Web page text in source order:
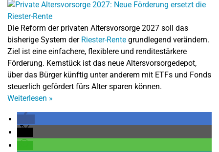
Die Reform der privaten Altersvorsorge 2027 soll das
bisherige System der Riester-Rente grundlegend verändern.
Ziel ist eine einfachere, flexiblere und renditestärkere
Förderung. Kernstück ist das neue Altersvorsorgedepot,
über das Bürger künftig unter anderem mit ETFs und Fonds
steuerlich gefördert fürs Alter sparen können.
Weiterlesen »